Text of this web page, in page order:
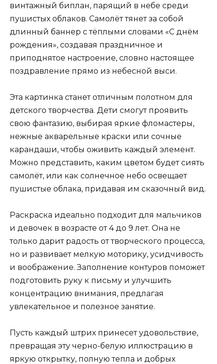
винтажный биплан, парящий в небе среди
пушистых облаков. Самолёт тянет за собой
длинный баннер с тёплыми словами «С днём
рождения», создавая праздничное и
приподнятое настроение, словно настоящее
поздравление прямо из небесной выси.
Эта картинка станет отличным полотном для
детского творчества. Дети смогут проявить
свою фантазию, выбирая яркие фломастеры,
нежные акварельные краски или сочные
карандаши, чтобы оживить каждый элемент.
Можно представить, каким цветом будет сиять
самолёт, или как солнечное небо освещает
пушистые облака, придавая им сказочный вид.
Раскраска идеально подходит для мальчиков
и девочек в возрасте от 4 до 9 лет. Она не
только дарит радость от творческого процесса,
но и развивает мелкую моторику, усидчивость
и воображение. Заполнение контуров поможет
подготовить руку к письму и улучшить
концентрацию внимания, предлагая
увлекательное и полезное занятие.
Пусть каждый штрих принесет удовольствие,
превращая эту черно-белую иллюстрацию в
яркую открытку, полную тепла и добрых